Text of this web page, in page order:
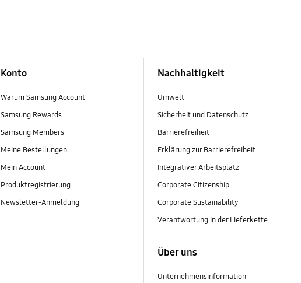
Konto
Warum Samsung Account
Samsung Rewards
Samsung Members
Meine Bestellungen
Mein Account
Produktregistrierung
Newsletter-Anmeldung
Nachhaltigkeit
Umwelt
Sicherheit und Datenschutz
Barrierefreiheit
Erklärung zur Barrierefreiheit
Integrativer Arbeitsplatz
Corporate Citizenship
Corporate Sustainability
Verantwortung in der Lieferkette
Über uns
Unternehmensinformation